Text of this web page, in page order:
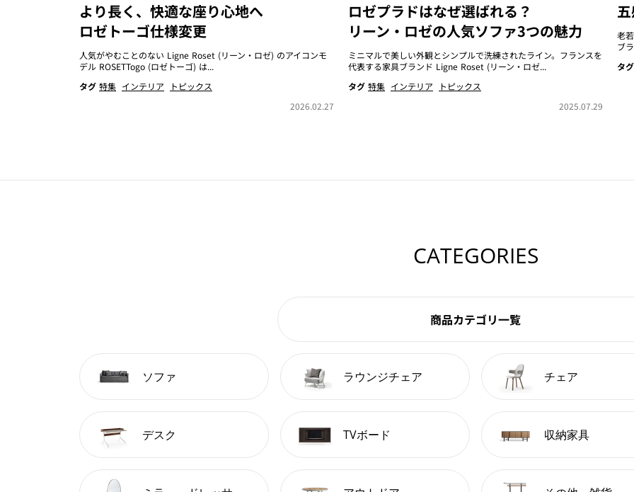
より長く、快適な座り心地へ
ロゼトーゴ仕様変更
人気がやむことのない Ligne Roset (リーン・ロゼ) のアイコンモ
デル ROSETTogo (ロゼトーゴ) は...
タグ 特集 インテリア
トピックス
2026.02.27
ロゼプラドはなぜ選ばれる？
リーン・ロゼの人気ソファ3つの魅力
ミニマルで美しい外観とシンプルで洗練されたライン。フランスを
代表する家具ブランド Ligne Roset (リーン・ロゼ...
タグ 特集 インテリア
トピックス
2025.07.29
老
ブ
タグ
CATEGORIES
商品カテゴリ一覧
ソファ ラウンジチェア チェア
デスク TVボード 収納家具